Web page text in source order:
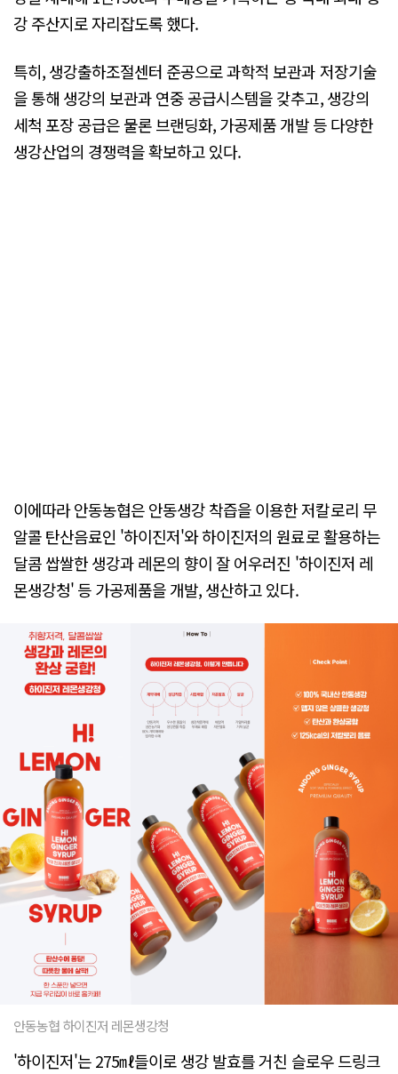
강 주산지로 자리잡도록 했다.
특히, 생강출하조절센터 준공으로 과학적 보관과 저장기술
을 통해 생강의 보관과 연중 공급시스템을 갖추고, 생강의
세척 포장 공급은 물론 브랜딩화, 가공제품 개발 등 다양한
생강산업의 경쟁력을 확보하고 있다.
이에따라 안동농협은 안동생강 착즙을 이용한 저칼로리 무
알콜 탄산음료인 '하이진저'와 하이진저의 원료로 활용하는
달콤 쌉쌀한 생강과 레몬의 향이 잘 어우러진 '하이진저 레
몬생강청' 등 가공제품을 개발, 생산하고 있다.
안동농협 하이진저 레몬생강청
'하이진저'는 275㎖들이로 생강 발효를 거친 슬로우 드링크